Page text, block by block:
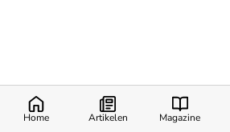
Home Artikelen Magazine